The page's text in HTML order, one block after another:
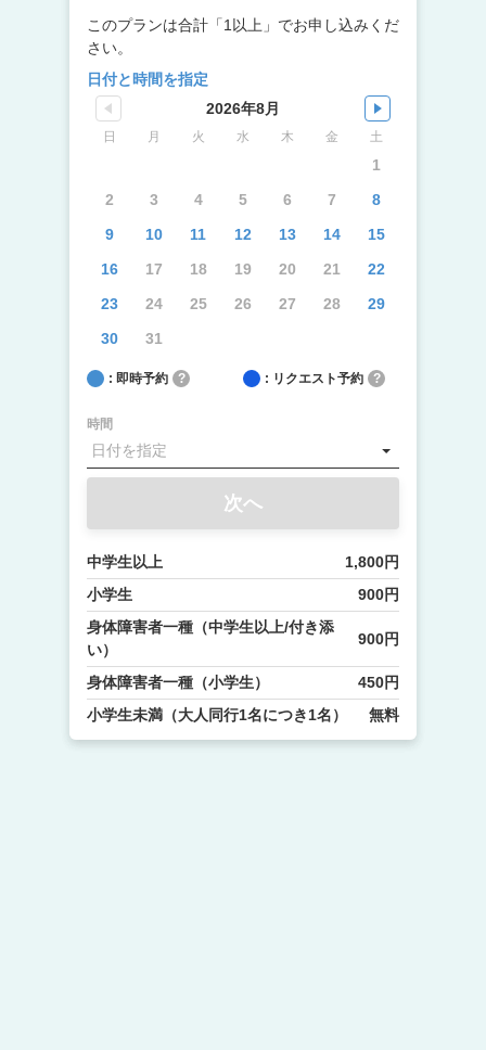
このプランは合計「1以上」でお申し込みくだ
さい。
日付と時間を指定
2026年8月
日 月 火 水 木 金 土
1
2
3 4 5 6 7
8
9
10 11 12 13 14
15
16
17 18 19 20 21
22
23
24 25 26 27 28
29
30
31
: 即時予約 ? : リクエスト予約 ?
時間
次へ
中学生以上
1,800円
小学生
900円
身体障害者一種（中学生以上/付き添
い）
900円
身体障害者一種（小学生）
450円
小学生未満（大人同行1名につき1名）
無料